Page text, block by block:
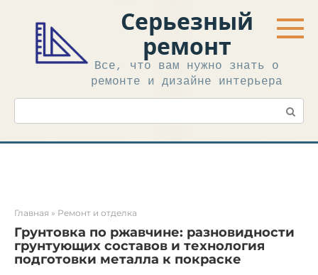
контенту
Серьезный
ремонт
Все, что вам нужно знать о
ремонте и дизайне интерьера
Поиск:
Главная » Ремонт и отделка
Грунтовка по ржавчине: разновидности
грунтующих составов и технология
подготовки металла к покраске